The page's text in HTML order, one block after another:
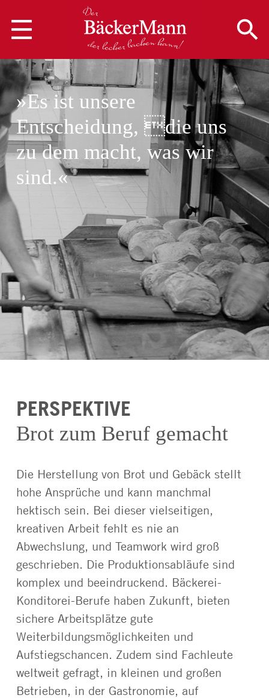
»Es ist unsere
Entscheidung, die uns
zu dem macht, was wir
sind.«
PERSPEKTIVE
Brot zum Beruf gemacht
Die Herstellung von Brot und Gebäck stellt
hohe Ansprüche und kann manchmal
hektisch sein. Bei dieser vielseitigen,
kreativen Arbeit fehlt es nie an
Abwechslung, und Teamwork wird groß
geschrieben. Die Produktionsabläufe sind
komplex und beeindruckend. Bäckerei-
Konditorei-Berufe haben Zukunft, bieten
sichere Arbeitsplätze gute
Weiterbildungsmöglichkeiten und
Aufstiegschancen. Zudem sind Fachleute
weltweit gefragt, in kleinen und großen
Betrieben, in der Gastronomie, auf